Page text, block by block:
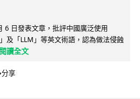
6 日發表文章，批評中國廣泛使用
及「LLM」等英文術語，認為做法侵蝕
閱讀全文
分享